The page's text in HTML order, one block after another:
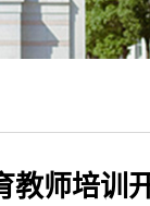
教师培训